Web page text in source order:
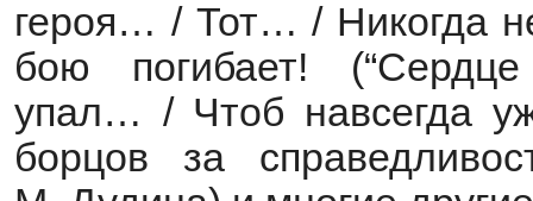
героя… / Тот… / Никогда
бою погибает!
упал… / Чтоб навсегда
борцов за